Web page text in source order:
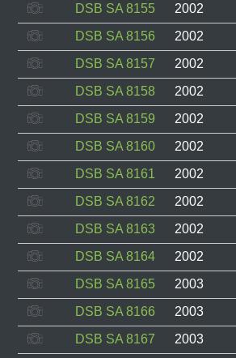
DSB SA 8155
2002
DSB SA 8156
2002
DSB SA 8157
2002
DSB SA 8158
2002
DSB SA 8159
2002
DSB SA 8160
2002
DSB SA 8161
2002
DSB SA 8162
2002
DSB SA 8163
2002
DSB SA 8164
2002
DSB SA 8165
2003
DSB SA 8166
2003
DSB SA 8167
2003